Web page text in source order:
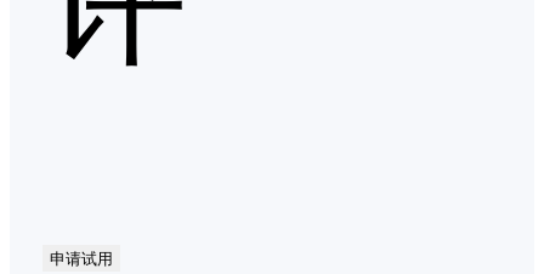
申请试用